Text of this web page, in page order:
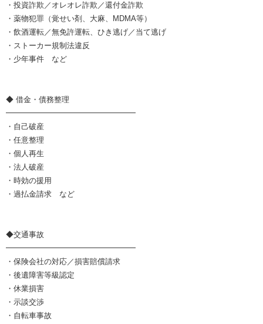
・投資詐欺／オレオレ詐欺／還付金詐欺
・薬物犯罪（覚せい剤、大麻、MDMA等）
・飲酒運転／無免許運転、ひき逃げ／当て逃げ
・ストーカー規制法違反
・少年事件 など
◆ 借金・債務整理
━━━━━━━━━━━━━━━━━
・自己破産
・任意整理
・個人再生
・法人破産
・時効の援用
・過払金請求 など
◆交通事故
━━━━━━━━━━━━━━━━━
・保険会社の対応／損害賠償請求
・後遺障害等級認定
・休業損害
・示談交渉
・自転車事故